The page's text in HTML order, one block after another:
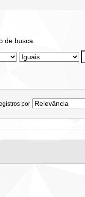
de busca.
por